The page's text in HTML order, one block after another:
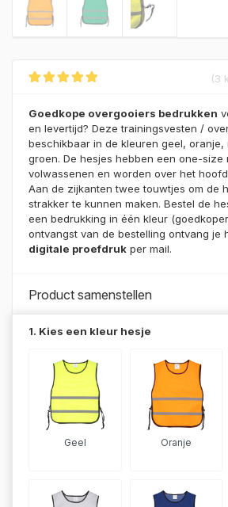
gebaseerd op
klant
waarderingen
(3
Goedkope overgooiers bedrukken
en levertijd? Deze trainingsvesten /
beschikbaar in de kleuren geel,
groen. De hesjes hebben een one-size
volwassenen en worden over het
Aan de zijkanten twee touwtjes om de
strakker te kunnen maken. Bestel de
een bedrukking in één kleur
ontvangst van de bestelling ontvang je
digitale proefdruk per mail.
Product samenstellen
1. Kies een kleur hesje
Geel Oranje